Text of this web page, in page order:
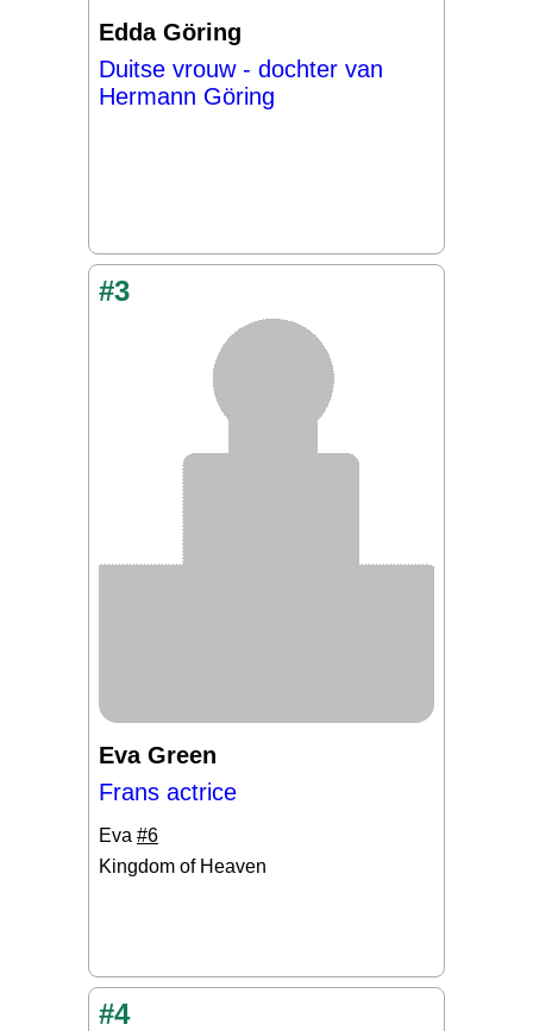
Edda Göring
Duitse vrouw - dochter van
Hermann Göring
#3
Eva Green
Frans actrice
Eva #6
Kingdom of Heaven
#4